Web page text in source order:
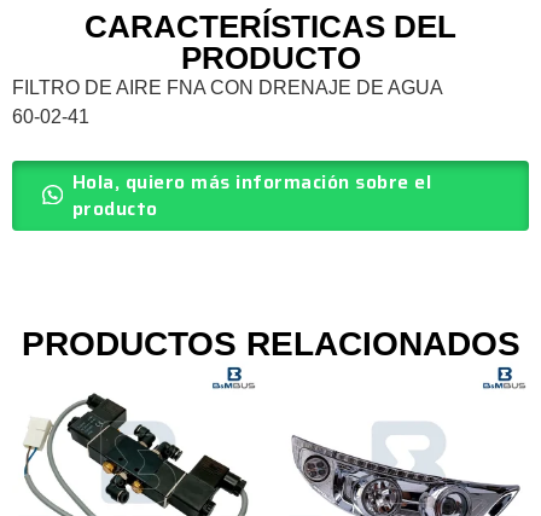
CARACTERÍSTICAS DEL
PRODUCTO
FILTRO DE AIRE FNA CON DRENAJE DE AGUA
60-02-41
Hola, quiero más información sobre el
producto
PRODUCTOS RELACIONADOS